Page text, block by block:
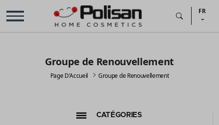
FR
Groupe de Renouvellement
Page D'Accueil Groupe de Renouvellement
CATÉGORIES